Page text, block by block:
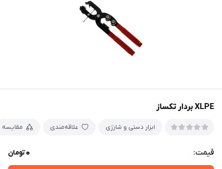
XLPE بردار تکساز
ابزار دستی و شارژی علاقه‌مندی مقایسه
قیمت: 0تومان